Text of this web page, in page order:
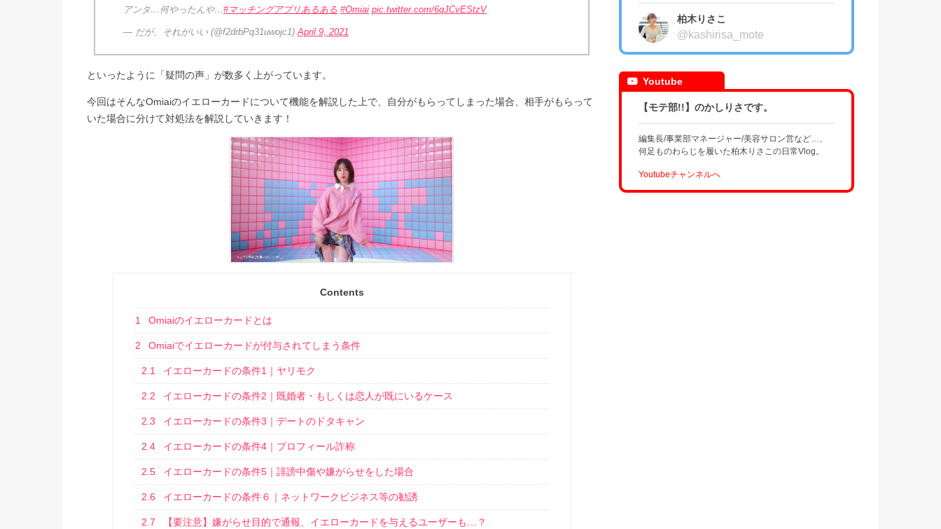
アンタ…何やったんや…#マッチングアプリあるある #Omiai pic.twitter.com/6qJCvEStzV
— だが、それがいい (@f2drbPq31uwojc1) April 9, 2021
といったように「疑問の声」が数多く上がっています。
今回はそんなOmiaiのイエローカードについて機能を解説した上で、自分がもらってしまった場合、相手がもらって
いた場合に分けて対処法を解説していきます！
Contents
1 Omiaiのイエローカードとは
2 Omiaiでイエローカードが付与されてしまう条件
2.1 イエローカードの条件1｜ヤリモク
2.2 イエローカードの条件2｜既婚者・もしくは恋人が既にいるケース
2.3 イエローカードの条件3｜デートのドタキャン
2.4 イエローカードの条件4｜プロフィール詐称
2.5 イエローカードの条件5｜誹謗中傷や嫌がらせをした場合
2.6 イエローカードの条件６｜ネットワークビジネス等の勧誘
2.7 【要注意】嫌がらせ目的で通報、イエローカードを与えるユーザーも…？
柏木りさこ
@kashirisa_mote
Youtube
【モテ部!!】のかしりさです。
編集長/事業部マネージャー/美容サロン営など…、
何足ものわらじを履いた柏木りさこの日常Vlog。
Youtubeチャンネルへ